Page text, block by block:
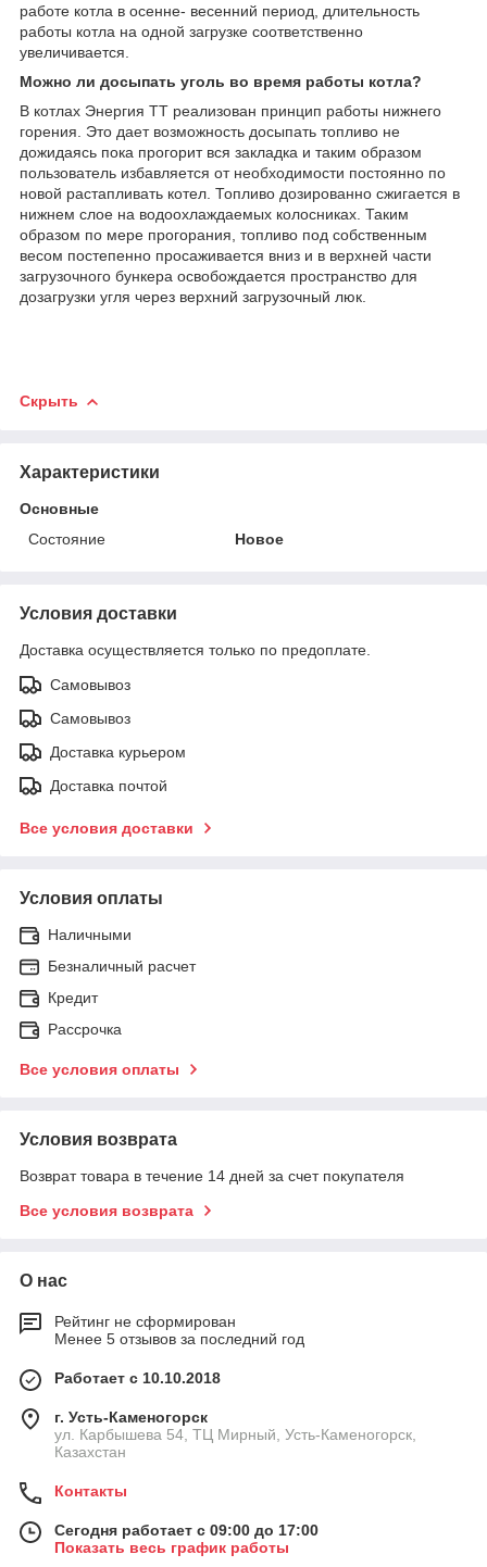
работе котла в осенне- весенний период, длительность
работы котла на одной загрузке соответственно
увеличивается.
Можно ли досыпать уголь во время работы котла?
В котлах Энергия ТТ реализован принцип работы нижнего
горения. Это дает возможность досыпать топливо не
дожидаясь пока прогорит вся закладка и таким образом
пользователь избавляется от необходимости постоянно по
новой растапливать котел. Топливо дозированно сжигается в
нижнем слое на водоохлаждаемых колосниках. Таким
образом по мере прогорания, топливо под собственным
весом постепенно просаживается вниз и в верхней части
загрузочного бункера освобождается пространство для
дозагрузки угля через верхний загрузочный люк.
Скрыть
Характеристики
Основные
Состояние
Новое
Условия доставки
Доставка осуществляется только по предоплате.
Самовывоз
Самовывоз
Доставка курьером
Доставка почтой
Все условия доставки
Условия оплаты
Наличными
Безналичный расчет
Кредит
Рассрочка
Все условия оплаты
Условия возврата
Возврат товара в течение 14 дней за счет покупателя
Все условия возврата
О нас
Рейтинг не сформирован
Менее 5 отзывов за последний год
Работает с 10.10.2018
г. Усть-Каменогорск
ул. Карбышева 54, ТЦ Мирный, Усть-Каменогорск,
Казахстан
Контакты
Сегодня работает с 09:00 до 17:00
Показать весь график работы